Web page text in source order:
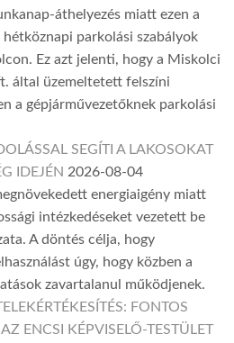
áthelyezés miatt ezen a
parkolási szabályok
Ez azt jelenti, hogy a Miskolci
által üzemeltetett felszíni
a gépjárművezetőknek parkolási
SEGÍTI A LAKOSOKAT
IDEJÉN 2026-08-04
energiaigény miatt
intézkedéseket vezetett be
A döntés célja, hogy
úgy, hogy közben a
zavartalanul működjenek.
FONTOS
ENCSI KÉPVISELŐ-TESTÜLET